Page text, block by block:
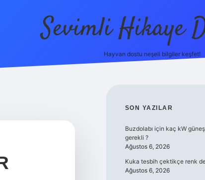
Sevimli Hikaye
Hayvan dostu neşeli bilgiler keşfet!
SIDEBAR
SON YAZILAR
Buzdolabı için kaç kW
gerekli ?
Ağustos 6, 2026
Kuka tesbih çektikçe renk
Ağustos 6, 2026